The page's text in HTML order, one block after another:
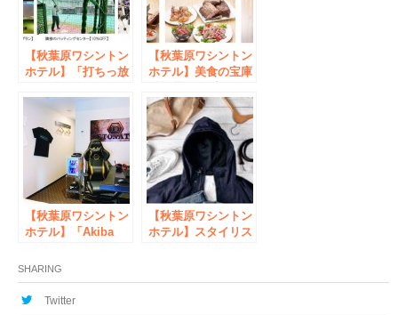
ント開催
【秋葉原ワシントン
ホテル】「打ちっ放
ョン」あなたはどっ
ち派？ アキバで気
軽にゴルフ練習でき
る宿泊プラン誕生
【秋葉原ワシントン
ホテル】美食の宝庫
ムな食材を朝食で味
わう「福井美食フェ
ア」に参画！
【秋葉原ワシントン
ホテル】「Akiba
Room（仮称）」期
間限定販売 NTT東日
本 ・ NTT e-Sports
【秋葉原ワシントン
ホテル】スタイリス
お買い物同行付 １
SHARING
Twitter